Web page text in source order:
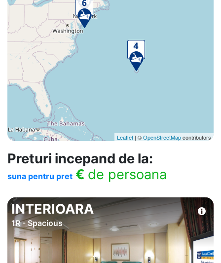
Leaflet | ©OpenStreetMapcontributors
Preturi incepand de la:
suna pentru pret € de persoana
INTERIOARA
1R - Spacious